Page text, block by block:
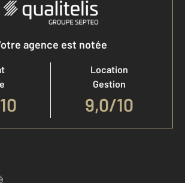
agence est notée
10
Location
Gestion
9,0/10